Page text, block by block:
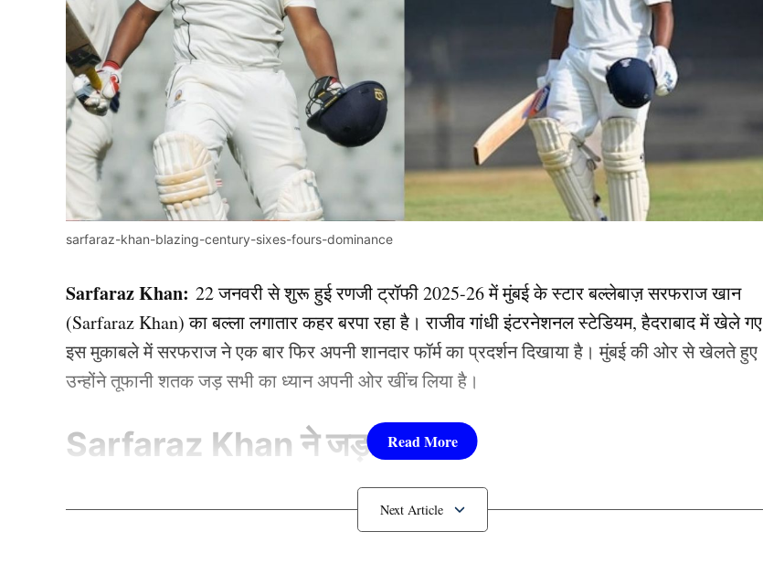
sarfaraz-khan-blazing-century-sixes-fours-dominance
Sarfaraz Khan: 22 जनवरी से शुरू हुई रणजी ट्रॉफी 2025-26 में मुंबई के स्टार बल्लेबाज़ सरफराज खान
(Sarfaraz Khan) का बल्ला लगातार कहर बरपा रहा है। राजीव गांधी इंटरनेशनल स्टेडियम, हैदराबाद में खेले गए
इस मुकाबले में सरफराज ने एक बार फिर अपनी शानदार फॉर्म का प्रदर्शन दिखाया है। मुंबई की ओर से खेलते हुए
उन्होंने तूफानी शतक जड़ सभी का ध्यान अपनी ओर खींच लिया है।
Sarfaraz Khan ने जड़ा शतक